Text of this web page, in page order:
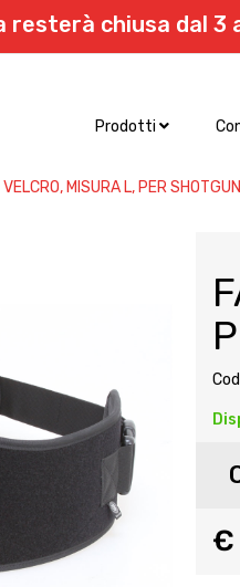
resterà chiusa dal 3
Prodotti
MISURA L, PER SHOTGUN
€